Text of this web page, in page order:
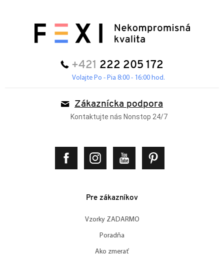
+421 222 205 172
Volajte Po - Pia 8:00 - 16:00 hod.
Zákaznícka podpora
Kontaktujte nás Nonstop 24/7
Pre zákazníkov
Vzorky ZADARMO
Poradňa
Ako zmerať